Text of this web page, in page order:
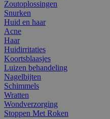
Zoutoplossingen
Snurken
Huid en haar
Acne
Haar
Huidirritaties
Koortsblaasjes
Luizen behandeling
Nagelbijten
Schimmels
Wratten
Wondverzorging
Stoppen Met Roken